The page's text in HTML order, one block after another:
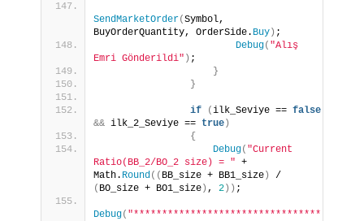
SendMarketOrder(Symbol,
BuyOrderQuantity, OrderSide. Buy ) ;
Debug( "Alış
Emri Gönderildi" ) ;
}
}
if (ilk_Seviye == false
&& ilk_2_Seviye == true )
{
Debug( "Current
Ratio(BB_2/BO_2 size) = " +
Math. Round(( BB_size + BB1_size )
( BO_size + BO1_size ) , 2 )) ;
Debug( "*********************************